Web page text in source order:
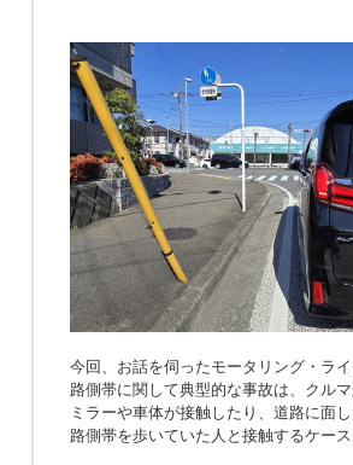
今回、お話を伺ったモータリング・ラ
路側帯に関して典型的な事故は、クル
ミラーや車体が接触したり、道路に面
路側帯を歩いていた人と接触するケース